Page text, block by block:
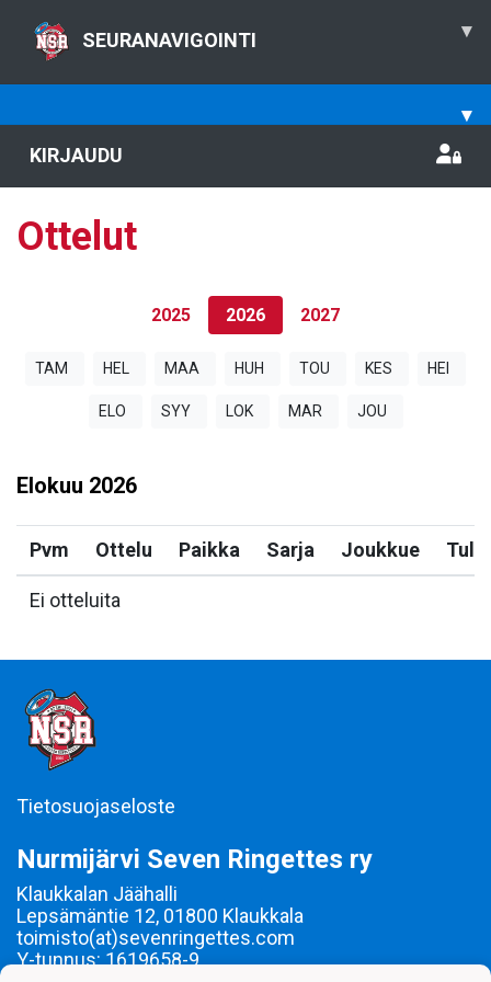
SEURANAVIGOINTI ▾
▾
KIRJAUDU
Ottelut
2025 2026 2027
TAM HEL MAA HUH TOU KES HEI
ELO SYY LOK MAR JOU
Elokuu 2026
Pvm Ottelu Paikka Sarja Joukkue
Ei otteluita
Tietosuojaseloste
Nurmijärvi Seven Ringettes ry
Klaukkalan Jäähalli
Lepsämäntie 12, 01800 Klaukkala
toimisto(at)sevenringettes.com
Y-tunnus: 1619658-9